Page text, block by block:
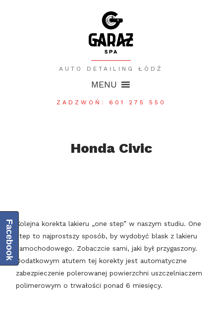
AUTO DETAILING ŁÓDŹ
MENU
ZADZWOŃ: 601 275 550
Honda Civic
Kolejna korekta lakieru „one step” w naszym studiu. One
step to najprostszy sposób, by wydobyć blask z lakieru
samochodowego. Zobaczcie sami, jaki był przygaszony.
Dodatkowym atutem tej korekty jest automatyczne
zabezpieczenie polerowanej powierzchni uszczelniaczem
polimerowym o trwałości ponad 6 miesięcy.
Facebook